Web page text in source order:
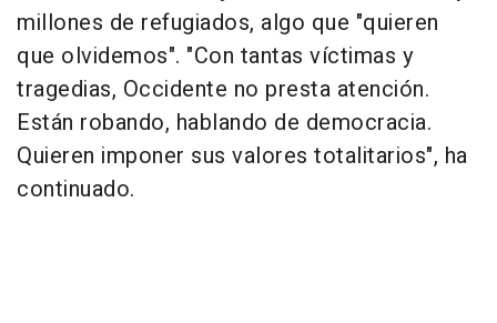
millones de refugiados, algo que "quieren
que olvidemos". "Con tantas víctimas y
tragedias, Occidente no presta atención.
Están robando, hablando de democracia.
Quieren imponer sus valores totalitarios", ha
continuado.